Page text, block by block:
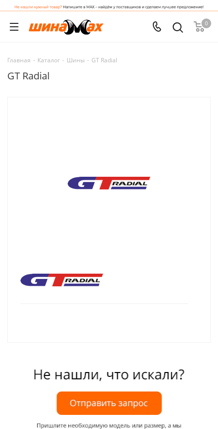
0
Главная - Каталог - Шины - GT Radial
GT Radial